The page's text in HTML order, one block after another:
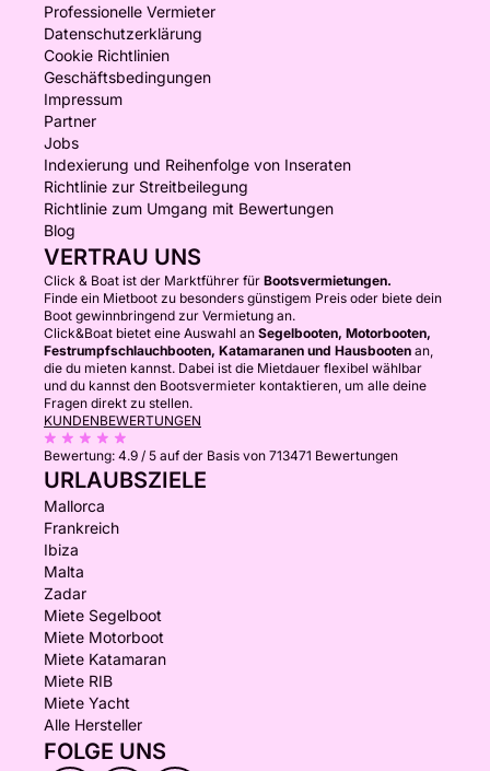
Professionelle Vermieter
Datenschutzerklärung
Cookie Richtlinien
Geschäftsbedingungen
Impressum
Partner
Jobs
Indexierung und Reihenfolge von Inseraten
Richtlinie zur Streitbeilegung
Richtlinie zum Umgang mit Bewertungen
Blog
VERTRAU UNS
Click & Boat ist der Marktführer für Bootsvermietungen.
Finde ein Mietboot zu besonders günstigem Preis oder biete dein
Boot gewinnbringend zur Vermietung an.
Click&Boat bietet eine Auswahl an Segelbooten, Motorbooten,
Festrumpfschlauchbooten, Katamaranen und Hausbooten an,
die du mieten kannst. Dabei ist die Mietdauer flexibel wählbar
und du kannst den Bootsvermieter kontaktieren, um alle deine
Fragen direkt zu stellen.
KUNDENBEWERTUNGEN
Bewertung: 4.9 / 5 auf der Basis von 713471 Bewertungen
URLAUBSZIELE
Mallorca
Frankreich
Ibiza
Malta
Zadar
Miete Segelboot
Miete Motorboot
Miete Katamaran
Miete RIB
Miete Yacht
Alle Hersteller
FOLGE UNS